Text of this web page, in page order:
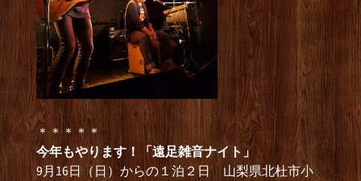
＊＊＊＊＊
今年もやります！「遠足雑音ナイト」
9月16日（日）からの１泊２日 山梨県北杜市小